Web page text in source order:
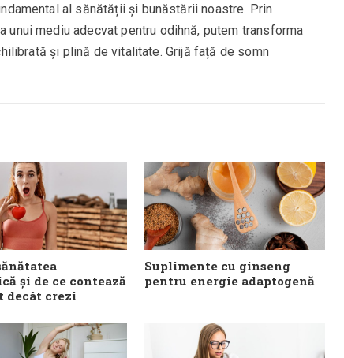
al sănătății și bunăstării noastre. Prin
mediu adecvat pentru odihnă, putem transforma
și plină de vitalitate. Grijă față de somn
și de ce contează
decât crezi
Suplimente cu ginseng
pentru energie adaptogenă